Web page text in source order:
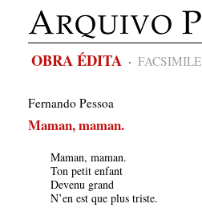
OBRA ÉDITA · FACSIMILE
Fernando Pessoa
Maman, maman.
Maman, maman.
Ton petit enfant
Devenu grand
N’en est que plus triste.